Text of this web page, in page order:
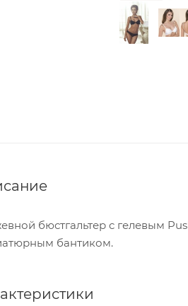
бюстгальтер c гелевым
бантиком.